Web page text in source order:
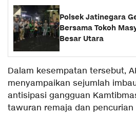
Polsek Jatinegara
Bersama Tokoh
Besar Utara
Dalam kesempatan tersebut,
menyampaikan sejumlah
antisipasi gangguan
tawuran remaja dan